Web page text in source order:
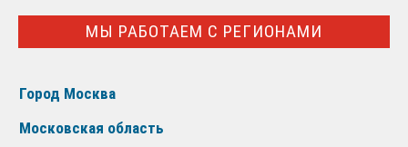
МЫ РАБОТАЕМ С РЕГИОНАМИ
Город Москва
Московская область